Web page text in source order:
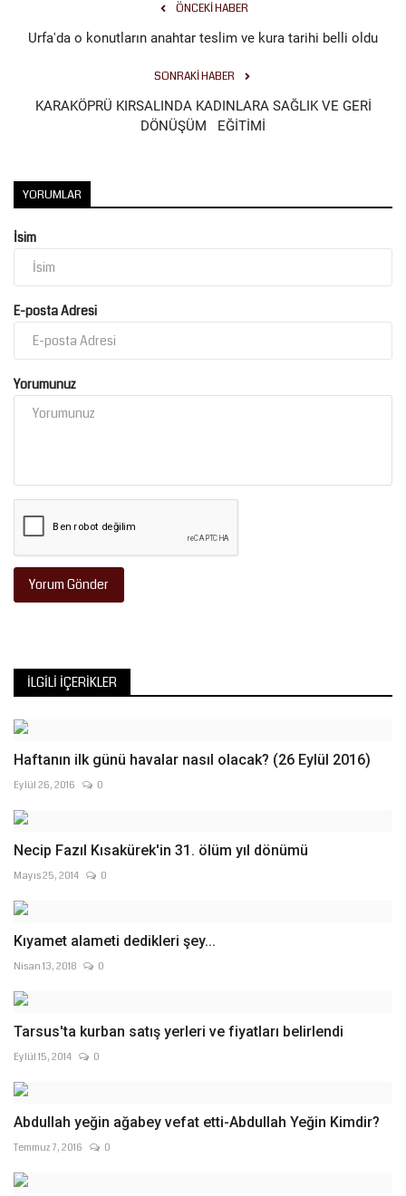
ÖNCEKI HABER
Urfa'da o konutların anahtar teslim ve kura tarihi belli oldu
SONRAKI HABER
KARAKÖPRÜ KIRSALINDA KADINLARA SAĞLIK VE GERİ
DÖNÜŞÜM EĞİTİMİ
YORUMLAR
İsim
E-posta Adresi
Yorumunuz
Yorum Gönder
İLGILI İÇERIKLER
Haftanın ilk günü havalar nasıl olacak? (26 Eylül 2016)
Eylül 26, 2016 0
Necip Fazıl Kısakürek'in 31. ölüm yıl dönümü
Mayıs 25, 2014 0
Kıyamet alameti dedikleri şey...
Nisan 13, 2018 0
Tarsus'ta kurban satış yerleri ve fiyatları belirlendi
Eylül 15, 2014 0
Abdullah yeğin ağabey vefat etti-Abdullah Yeğin Kimdir?
Temmuz 7, 2016 0